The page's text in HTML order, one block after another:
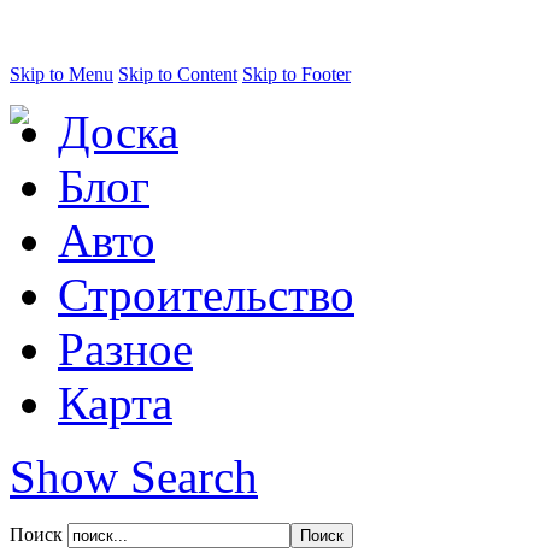
Skip to Menu Skip to Content Skip to Footer
Доска
Блог
Авто
Строительство
Разное
Карта
Show Search
Поиск